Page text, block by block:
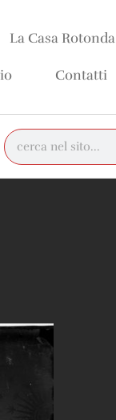
La Casa Rotonda
Contatti